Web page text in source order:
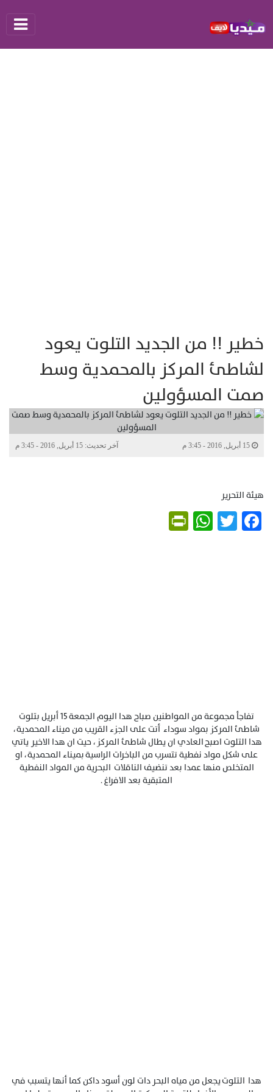
خطير !! من الجديد التلوت يعود
لشاطئ المركز بالمحمدية وسط
صمت المسؤولين
آخر تحديث: 15 أبريل, 2016 - 3:45 م
هيئة التحرير
Facebook
Twitter
WhatsApp
تفاجأ مجموعة من المواطنين صباح هدا اليوم الجمعة 15 أبريل بتلوت
شاطئ المركز بمواد سوداء أتت على الجزء القريب من ميناء المحمدية ،
هدا التلوت اصبح العادي ان يطال شاطئ المركز ، حيت ان هدا الاخير ياتي
على شكل مواد نفطية تتسرب من الباخرات الراسية بميناء المحمدية ، او
المتخلص منها عمدا بعد تنضيف الناقلات البحرية من المواد النفطية
المتبقية بعد الافراغ .
هدا التلوت يجعل من مياه البحر دات لون أسود داكن كما أنها يتسبب في